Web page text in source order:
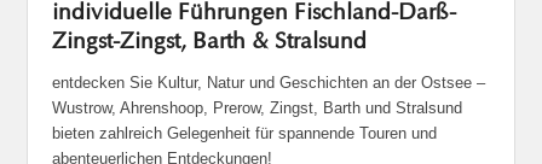
individuelle Führungen Fischland-Darß-
Zingst-Zingst, Barth & Stralsund
entdecken Sie Kultur, Natur und Geschichten an der Ostsee –
Wustrow, Ahrenshoop, Prerow, Zingst, Barth und Stralsund
bieten zahlreich Gelegenheit für spannende Touren und
abenteuerlichen Entdeckungen!